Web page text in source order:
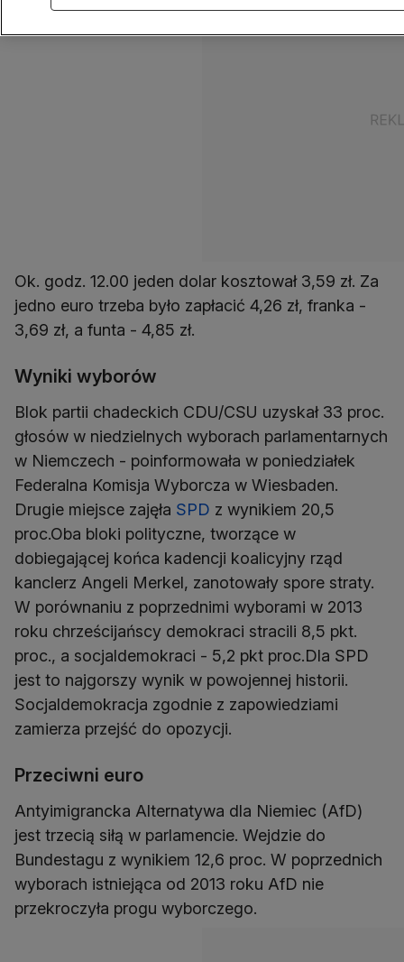
Ok. godz. 12.00 jeden dolar kosztował 3,59 zł. Za
jedno euro trzeba było zapłacić 4,26 zł, franka -
3,69 zł, a funta - 4,85 zł.
Wyniki wyborów
Blok partii chadeckich CDU/CSU uzyskał 33 proc.
głosów w niedzielnych wyborach parlamentarnych
w Niemczech - poinformowała w poniedziałek
Federalna Komisja Wyborcza w Wiesbaden.
Drugie miejsce zajęła SPD z wynikiem 20,5
proc.Oba bloki polityczne, tworzące w
dobiegającej końca kadencji koalicyjny rząd
kanclerz Angeli Merkel, zanotowały spore straty.
W porównaniu z poprzednimi wyborami w 2013
roku chrześcijańscy demokraci stracili 8,5 pkt.
proc., a socjaldemokraci - 5,2 pkt proc.Dla SPD
jest to najgorszy wynik w powojennej historii.
Socjaldemokracja zgodnie z zapowiedziami
zamierza przejść do opozycji.
Przeciwni euro
Antyimigrancka Alternatywa dla Niemiec (AfD)
jest trzecią siłą w parlamencie. Wejdzie do
Bundestagu z wynikiem 12,6 proc. W poprzednich
wyborach istniejąca od 2013 roku AfD nie
przekroczyła progu wyborczego.